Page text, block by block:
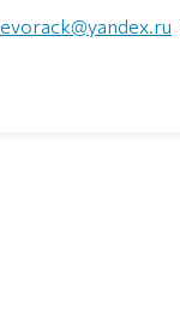
evorack@yandex.ru